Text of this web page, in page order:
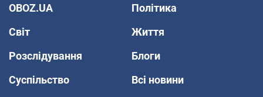
OBOZ.UA
Політика
Світ
Життя
Розслідування
Блоги
Суспільство
Всі новини